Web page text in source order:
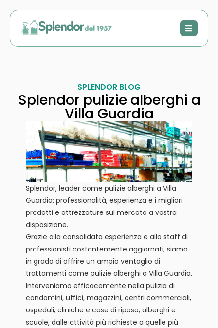
SPLENDOR BLOG
Splendor pulizie alberghi a
Villa Guardia
Splendor, leader come pulizie alberghi a Villa
Guardia: professionalità, esperienza e i migliori
prodotti e attrezzature sul mercato a vostra
disposizione.
Grazie alla consolidata esperienza e allo staff di
professionisti costantemente aggiornati, siamo
in grado di offrire un ampio ventaglio di
trattamenti come pulizie alberghi a Villa Guardia.
Interveniamo efficacemente nella pulizia di
condomini, uffici, magazzini, centri commerciali,
ospedali, cliniche e case di riposo, alberghi e
scuole, dalle attività più richieste a quelle più